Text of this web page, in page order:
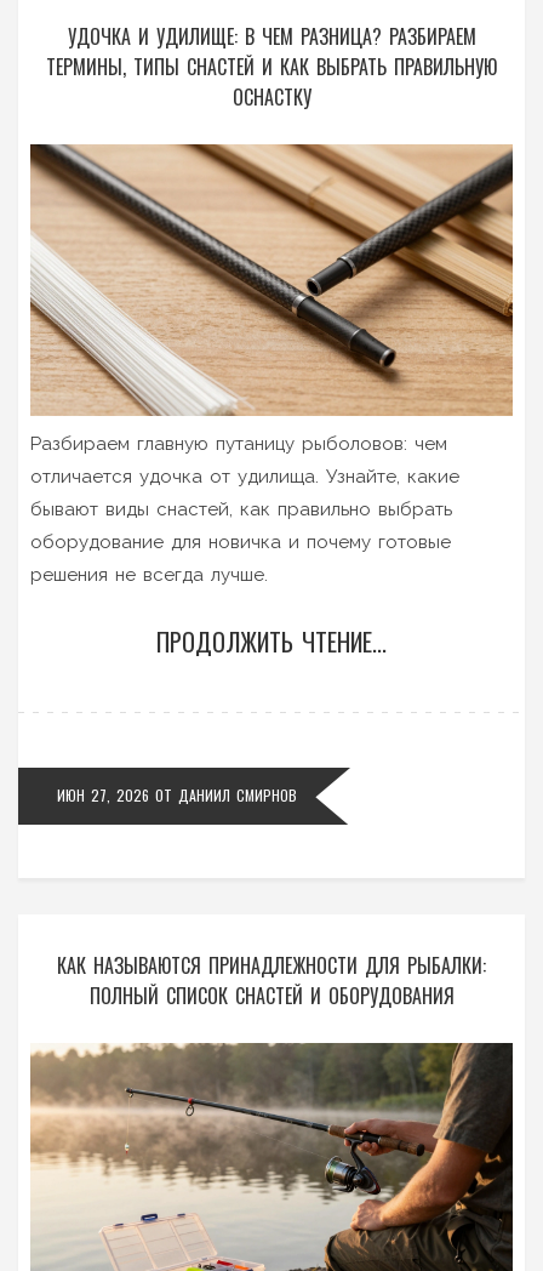
УДОЧКА И УДИЛИЩЕ: В ЧЕМ РАЗНИЦА? РАЗБИРАЕМ
ТЕРМИНЫ, ТИПЫ СНАСТЕЙ И КАК ВЫБРАТЬ ПРАВИЛЬНУЮ
ОСНАСТКУ
Разбираем главную путаницу рыболовов: чем
отличается удочка от удилища. Узнайте, какие
бывают виды снастей, как правильно выбрать
оборудование для новичка и почему готовые
решения не всегда лучше.
ПРОДОЛЖИТЬ ЧТЕНИЕ...
ИЮН 27, 2026 ОТ ДАНИИЛ СМИРНОВ
КАК НАЗЫВАЮТСЯ ПРИНАДЛЕЖНОСТИ ДЛЯ РЫБАЛКИ:
ПОЛНЫЙ СПИСОК СНАСТЕЙ И ОБОРУДОВАНИЯ